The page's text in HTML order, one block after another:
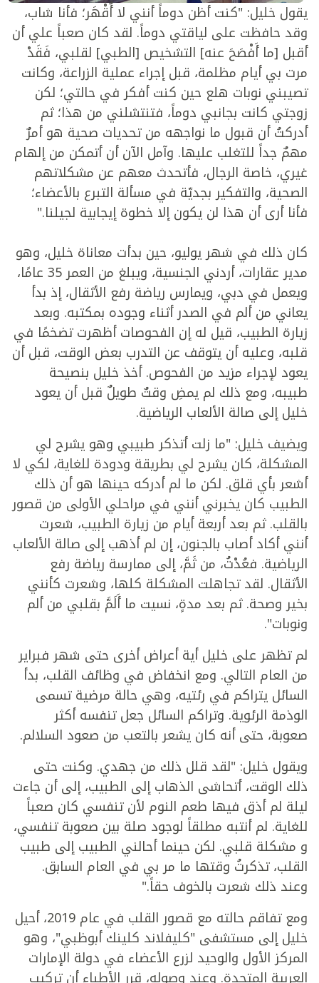
يقول خليل: "كنت أظن دوماً أنني لا أُقْهَر؛ فأنا شاب،
وقد حافظت على لياقتي دوماً. لقد كان صعباً علي أن
أقبل [ما أَفْصَحَ عنه] التشخيص [الطبي] لقلبي، فَقَدْ
مرت بي أيام مظلمة، قبل إجراء عملية الزراعة، وكانت
تصيبني نوبات هلع حين كنت أفكر في حالتي؛ لكن
زوجتي كانت بجانبي دوماً، فتنتشلني من هذا؛ ثم
أدركتُ أن قبول ما نواجهه من تحديات صحية هو أمرٌ
مهمٌ جداً للتغلب عليها. وآمل الآن أن أتمكن من إلهام
غيري، خاصة الرجال، فأتحدث معهم عن مشكلاتهم
الصحية، والتفكير بجديّة في مسألة التبرع بالأعضاء؛
فأنا أرى أن هذا لن يكون إلا خطوة إيجابية لجيلنا."
كان ذلك في شهر يوليو، حين بدأت معاناة خليل، وهو
مدير عقارات، أردني الجنسية، ويبلغ من العمر 35 عامًا،
ويعمل في دبي، ويمارس رياضة رفع الأثقال، إذ بدأ
يعاني من ألم في الصدر أثناء وجوده بمكتبه. وبعد
زيارة الطبيب، قيل له إن الفحوصات أظهرت تضخمًا في
قلبه، وعليه أن يتوقف عن التدرب بعض الوقت، قبل أن
يعود لإجراء مزيد من الفحوص. أخذ خليل بنصيحة
طبيبه، ومع ذلك لم يمضِ وقتٌ طويلٌ قبل أن يعود
خليل إلى صالة الألعاب الرياضية.
ويضيف خليل: "ما زلت أتذكر طبيبي وهو يشرح لي
المشكلة، كان يشرح لي بطريقة ودودة للغاية، لكي لا
أشعر بأي قلق. لكن ما لم أدركه حينها هو أن ذلك
الطبيب كان يخبرني أنني في مراحلي الأولى من قصور
بالقلب. ثم بعد أربعة أيام من زيارة الطبيب، شعرت
أنني أكاد أصاب بالجنون، إن لم أذهب إلى صالة الألعاب
الرياضية. فعُدْتُ، من ثَمَّ، إلى ممارسة رياضة رفع
الأثقال. لقد تجاهلت المشكلة كلها، وشعرت كأنني
بخير وصحة. ثم بعد مدةٍ، نسيت ما أَلَمَّ بقلبي من ألم
ونوبات".
لم تظهر على خليل أية أعراض أخرى حتى شهر فبراير
من العام التالي. ومع انخفاض في وظائف القلب، بدأ
السائل يتراكم في رئتيه، وهي حالة مرضية تسمى
الوذمة الرئوية. وتراكم السائل جعل تنفسه أكثر
صعوبة، حتى أنه كان يشعر بالتعب من صعود السلالم.
ويقول خليل: "لقد قلل ذلك من جهدي. وكنت حتى
ذلك الوقت، أتحاشى الذهاب إلى الطبيب، إلى أن جاءت
ليلة لم أذق فيها طعم النوم لأن تنفسي كان صعباً
للغاية. لم أنتبه مطلقاً لوجود صلة بين صعوبة تنفسي،
و مشكلة قلبي. لكن حينما أحالني الطبيب إلى طبيب
القلب، تذكرتُ وقتها ما مر بي في العام السابق.
وعند ذلك شعرت بالخوف حقاً."
ومع تفاقم حالته مع قصور القلب في عام 2019، أحيل
خليل إلى مستشفى "كليفلاند كلينك أبوظبي"، وهو
المركز الأول والوحيد لزرع الأعضاء في دولة الإمارات